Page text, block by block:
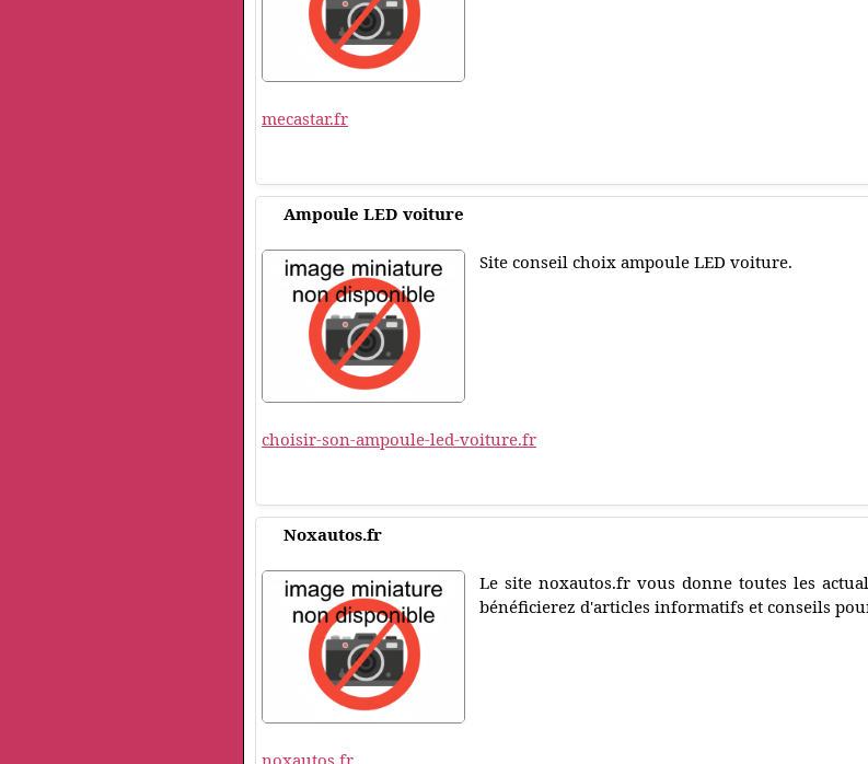
mecastar.fr
Ampoule LED voiture
Site conseil choix ampoule LED voiture.
choisir-son-ampoule-led-voiture.fr
Noxautos.fr
Le site noxautos.fr vous donne toutes les
bénéficierez d'articles informatifs et conseils
noxautos.fr